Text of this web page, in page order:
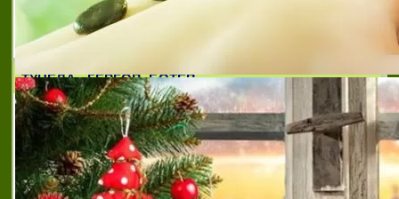
утвърдена фирма за транспорта на товари габрово
утвърдено име в транспорта на товари габрово
фирма с доказано име в транспорта на товари
ТУНЕЛА - ГЕРГОВ, БОТЕВ
Тунела - Гергов, Ботев ООД е създадена
през 1991 година със седалище град
Етрополе, бул. Партизански 40. Развива
своята дейност в областта на транспорта.
Занимава се с превоз на товари и спед